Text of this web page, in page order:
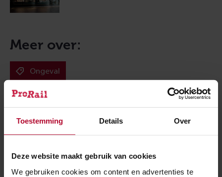
Toestemming Details Over
Deze website maakt gebruik van cookies
We gebruiken cookies om content en advertenties te
Meer over:
Ongeval
Meer nieuws